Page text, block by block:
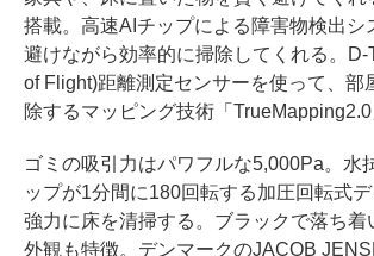
搭載。高速AIチップによる障害物検出シ
避けながら効率的に掃除してくれる。D-
of Flight)距離測定センサーを使って、部
除するマッピング技術「TrueMapping2.0
ゴミの吸引力はパワフルな5,000Pa。水
ップが1分間に180回転する加圧回転式
強力に床を清掃する。ブラックで落ち着
外観も特徴。デンマークのJACOB